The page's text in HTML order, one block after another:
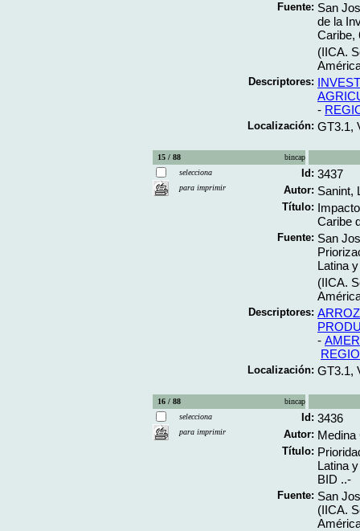
Fuente: San
de la
Caribe,
(IICA.
Descriptores:
-
Localización: GT3.1,
15 / 88
bincap
selecciona
para imprimir
Id: 3437
Autor: Sanint,
Título:
Caribe
Fuente: San
Latina
(IICA.
Descriptores: ARROZ
-
Localización: GT3.1,
16 / 88
bincap
selecciona
para imprimir
Id: 3436
Autor: Medina
Título:
Latina
BID ..-
Fuente: San
(IICA.